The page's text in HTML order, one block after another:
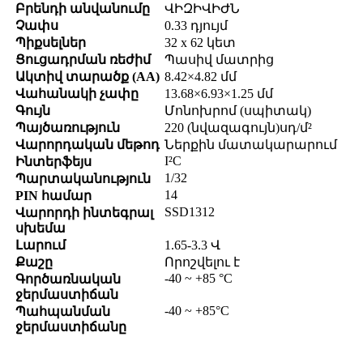
Բրենդի անվանումը
ՎԻԶԻՎԻԺՆ
Չափս
0.33 դյույմ
Պիքսելներ
32 x 62 կետ
Ցուցադրման ռեժիմ
Պասիվ մատրից
Ակտիվ տարածք (AA) 8.42×4.82 մմ
Վահանակի չափը
13.68×6.93×1.25 մմ
Գույն
Մոնոխրոմ (սպիտակ)
Պայծառություն
220 (նվազագույն)սդ/մ²
Վարորդական մեթոդ Ներքին մատակարարում
Ինտերֆեյս
I²C
Պարտականություն
1/32
PIN համար
14
Վարորդի ինտեգրալ
սխեմա
SSD1312
Լարում
1.65-3.3 Վ
Քաշը
Որոշվելու է
Գործառնական
ջերմաստիճան
-40 ~ +85 °C
Պահպանման
ջերմաստիճանը
-40 ~ +85°C